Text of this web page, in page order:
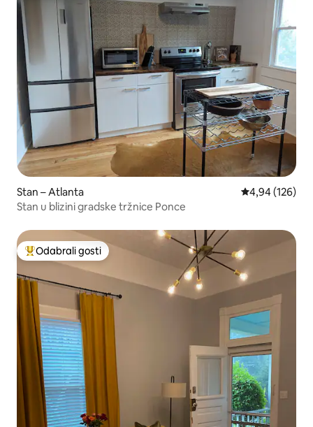
Stan – Atlanta Prosječna
4,94 (126)
Stan u blizini gradske tržnice Ponce
Među najviše rangiranima s oznakom „Odabrali gosti”
Odabrali gosti